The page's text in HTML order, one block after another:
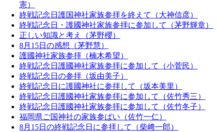
憲）
終戦記念日護国神社家族参拝を終えて（大神信彦）
終戦記念日・護國神社家族参拝に参加して（茅野輝章）
正しい知識と考え（茅野櫻）
8月15日の感想（茅野慧）
護國神社家族参拝（楠木希望）
終戦記念日護國神社家族参拝に参加して（小菅民）
終戦記念日の参拝（坂由美子）
終戦記念日に護國神社に参拝して（坂本美里）
終戦記念日護國神社家族参拝に参加して（佐竹秀三）
終戦記念日護國神社家族参拝に参加して（佐竹冬子）
福岡県ご国神社の家族参ぱい（佐竹一仁）
8月15日の終戦記念日に参拝して（柴﨑一郎）